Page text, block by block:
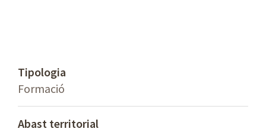
Tipologia
Formació
Abast territorial